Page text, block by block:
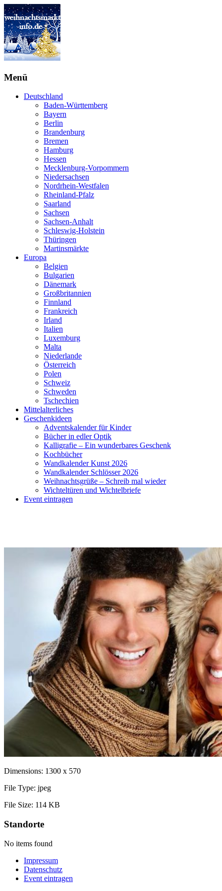
Menü
Deutschland
Baden-Württemberg
Bayern
Berlin
Brandenburg
Bremen
Hamburg
Hessen
Mecklenburg-Vorpommern
Niedersachsen
Nordrhein-Westfalen
Rheinland-Pfalz
Saarland
Sachsen
Sachsen-Anhalt
Schleswig-Holstein
Thüringen
Martinsmärkte
Europa
Belgien
Bulgarien
Dänemark
Großbritannien
Finnland
Frankreich
Irland
Italien
Luxemburg
Malta
Niederlande
Österreich
Polen
Schweiz
Schweden
Tschechien
Mittelalterliches
Geschenkideen
Adventskalender für Kinder
Bücher in edler Optik
Kalligrafie – Ein wunderbares Geschenk
Kochbücher
Wandkalender Kunst 2026
Wandkalender Schlösser 2026
Weihnachtsgrüße – Schreib mal wieder
Wichteltüren und Wichtelbriefe
Event eintragen
Dimensions: 1300 x 570
File Type: jpeg
File Size: 114 KB
Standorte
No items found
Impressum
Datenschutz
Event eintragen